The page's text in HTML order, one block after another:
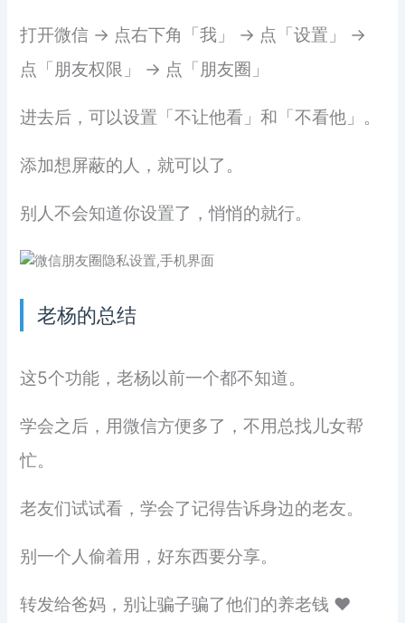
打开微信 → 点右下角「我」 → 点「设置」 →
点「朋友权限」 → 点「朋友圈」
进去后，可以设置「不让他看」和「不看他」。
添加想屏蔽的人，就可以了。
别人不会知道你设置了，悄悄的就行。
老杨的总结
这5个功能，老杨以前一个都不知道。
学会之后，用微信方便多了，不用总找儿女帮
忙。
老友们试试看，学会了记得告诉身边的老友。
别一个人偷着用，好东西要分享。
转发给爸妈，别让骗子骗了他们的养老钱 ❤️